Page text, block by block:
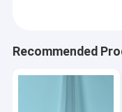
Recommended